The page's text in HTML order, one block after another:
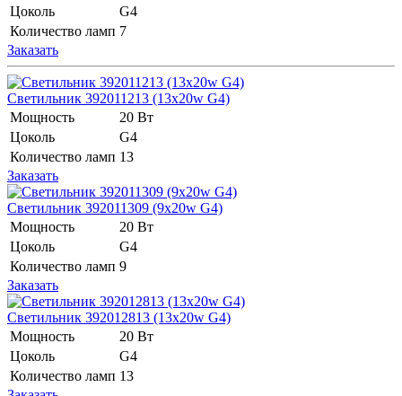
Цоколь
G4
Количество ламп 7
Заказать
Светильник 392011213 (13x20w G4)
Мощность
20 Вт
Цоколь
G4
Количество ламп 13
Заказать
Светильник 392011309 (9x20w G4)
Мощность
20 Вт
Цоколь
G4
Количество ламп 9
Заказать
Светильник 392012813 (13x20w G4)
Мощность
20 Вт
Цоколь
G4
Количество ламп 13